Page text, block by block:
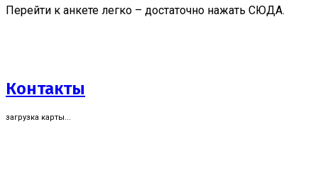
Перейти к анкете легко – достаточно нажать СЮДА.
Контакты
загрузка карты...